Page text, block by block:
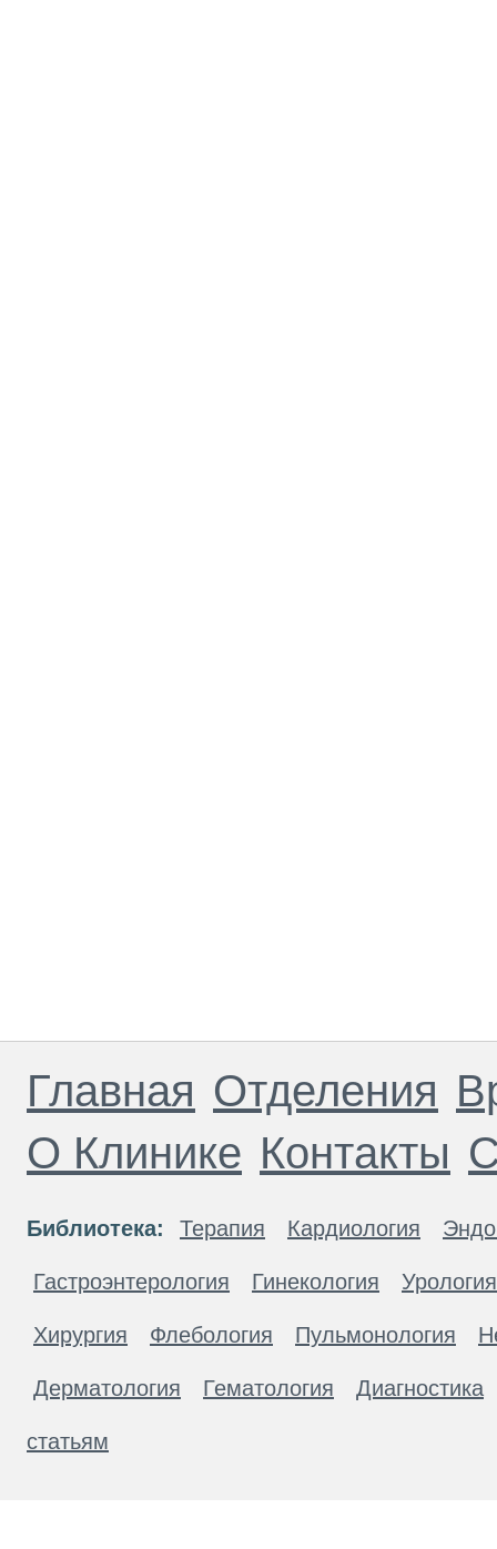
Главная Отделения
О Клинике Контакты
Библиотека: Терапия Кардиология
Гастроэнтерология Гинекология Урология
Хирургия Флебология Пульмонология
Дерматология Гематология Диагностика
статьям